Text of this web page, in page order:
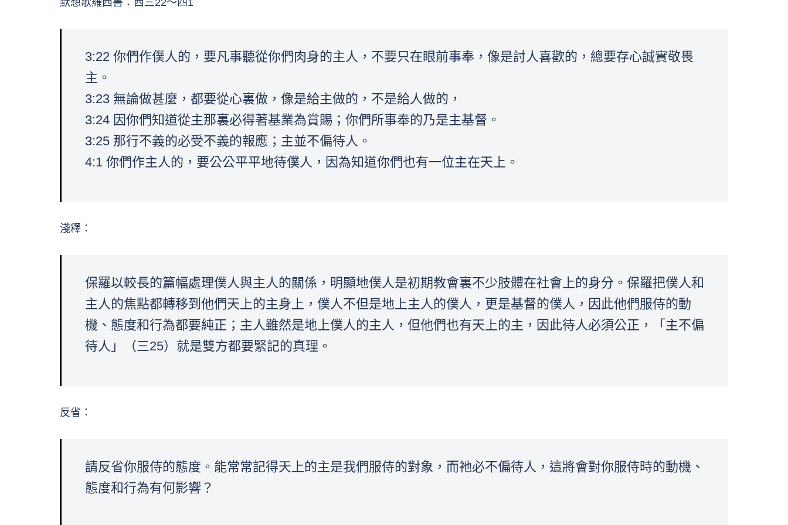
默想歌羅西書：西三22～四1
3:22 你們作僕人的，要凡事聽從你們肉身的主人，不要只在眼前事奉，像是討人喜歡的，總要存心誠實敬畏
主。
3:23 無論做甚麼，都要從心裏做，像是給主做的，不是給人做的，
3:24 因你們知道從主那裏必得著基業為賞賜；你們所事奉的乃是主基督。
3:25 那行不義的必受不義的報應；主並不偏待人。
4:1 你們作主人的，要公公平平地待僕人，因為知道你們也有一位主在天上。
淺釋：
保羅以較長的篇幅處理僕人與主人的關係，明顯地僕人是初期教會裏不少肢體在社會上的身分。保羅把僕人和
主人的焦點都轉移到他們天上的主身上，僕人不但是地上主人的僕人，更是基督的僕人，因此他們服侍的動
機、態度和行為都要純正；主人雖然是地上僕人的主人，但他們也有天上的主，因此待人必須公正，「主不偏
待人」（三25）就是雙方都要緊記的真理。
反省：
請反省你服侍的態度。能常常記得天上的主是我們服侍的對象，而祂必不偏待人，這將會對你服侍時的動機、
態度和行為有何影響？